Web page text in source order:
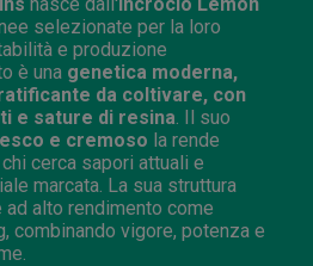
selezionate per la loro
e produzione
è una genetica moderna,
da coltivare, con
e sature di resina . Il suo
e cremoso la rende
cerca sapori attuali e
marcata. La sua struttura
alto rendimento come
combinando vigore, potenza e